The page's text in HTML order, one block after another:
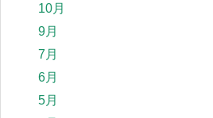
10月
9月
7月
6月
5月